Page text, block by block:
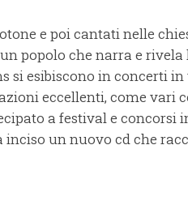
e poi cantati nelle
popolo che narra e rivela
si esibiscono in concerti
eccellenti, come vari
a festival e concorsi
inciso un nuovo cd che